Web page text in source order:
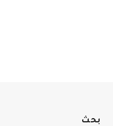
بحث